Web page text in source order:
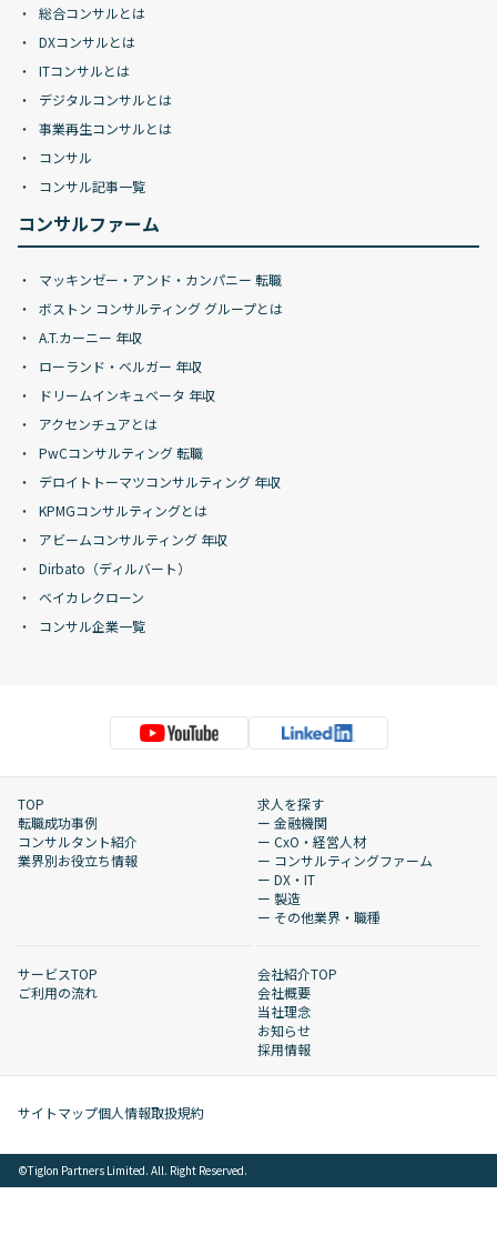
総合コンサルとは
DXコンサルとは
ITコンサルとは
デジタルコンサルとは
事業再生コンサルとは
コンサル
コンサル記事一覧
コンサルファーム
マッキンゼー・アンド・カンパニー 転職
ボストン コンサルティング グループとは
A.T.カーニー 年収
ローランド・ベルガー 年収
ドリームインキュベータ 年収
アクセンチュアとは
PwCコンサルティング 転職
デロイトトーマツコンサルティング 年収
KPMGコンサルティングとは
アビームコンサルティング 年収
Dirbato（ディルバート）
ベイカレクローン
コンサル企業一覧
TOP
転職成功事例
コンサルタント紹介
業界別お役立ち情報
求人を探す
ー 金融機関
ー CxO・経営人材
ー コンサルティングファーム
ー DX・IT
ー 製造
ー その他業界・職種
サービスTOP
ご利用の流れ
会社紹介TOP
会社概要
当社理念
お知らせ
採用情報
サイトマップ個人情報取扱規約
©︎Tiglon Partners Limited. All. Right Reserved.